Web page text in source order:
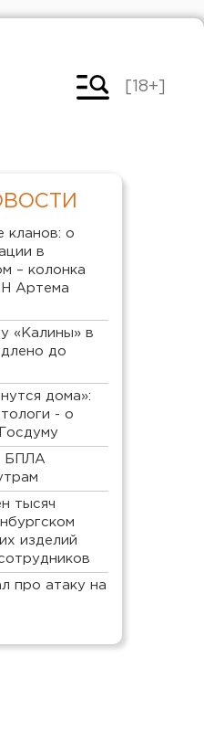
[18+]
кланов: о
в
– колонка
Артема
«Калины» в
до
дома»:
- о
БПЛА
тысяч
изделий
про атаку на